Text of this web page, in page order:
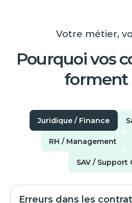
Votre métier,
Pourquoi vos
forment
Juridique / Finance
RH / Management
SAV / Support
Erreurs dans les